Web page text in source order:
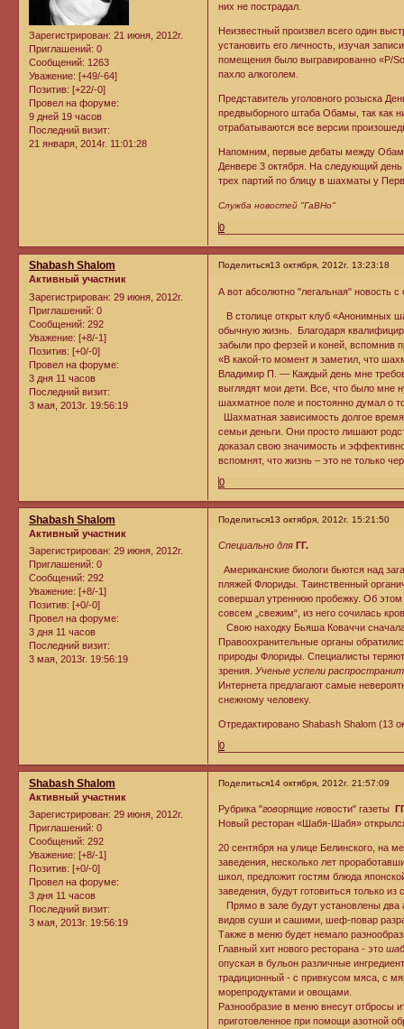
Зарегистрирован: 21 июня, 2012г.
Приглашений: 0
Сообщений: 1263
Уважение: [+49/-64]
Позитив: [+22/-0]
Провел на форуме:
9 дней 19 часов
Последний визит:
21 января, 2014г. 11:01:28
них не пострадал.
Неизвестный произвел всего один
установить его личность, изучая
помещения было выгравированно «P/
пахло алкоголем.
Представитель уголовного розыска
предвыборного штаба Обамы, так как
отрабатываются все версии
Напомним, первые дебаты между
Денвере 3 октября. На следующий
трех партий по блицу в шахматы у
Служба новостей "ГаВНо"
0
Поделиться13 октября, 2012г. 13:23:18
Shabash Shalom
Активный участник
Зарегистрирован: 29 июня, 2012г.
Приглашений: 0
Сообщений: 292
Уважение: [+8/-1]
Позитив: [+0/-0]
Провел на форуме:
3 дня 11 часов
Последний визит:
3 мая, 2013г. 19:56:19
А вот абсолютно "легальная" новость
В столице открыт клуб «Анонимных
обычную жизнь. Благодаря
забыли про ферзей и коней, вспомнив
«В какой-то момент я заметил, что
Владимир П. — Каждый день мне
выглядят мои дети. Все, что было мне
шахматное поле и постоянно думал о
Шахматная зависимость долгое
семьи деньги. Они просто лишают
доказал свою значимость и
вспомнят, что жизнь – это не только
0
Поделиться13 октября, 2012г. 15:21:50
Shabash Shalom
Активный участник
Зарегистрирован: 29 июня, 2012г.
Приглашений: 0
Сообщений: 292
Уважение: [+8/-1]
Позитив: [+0/-0]
Провел на форуме:
3 дня 11 часов
Последний визит:
3 мая, 2013г. 19:56:19
Специально для ГГ.
Американские биологи бьются над
пляжей Флориды. Таинственный
совершал утреннюю пробежку. Об
совсем „свежим“, из него сочилась
Свою находку Бьяша Коваччи
Правоохранительные органы
природы Флориды. Специалисты
зрения. Ученые успели
Интернета предлагают самые
снежному человеку.
Отредактировано Shabash Shalom (13
0
Поделиться14 октября, 2012г. 21:57:09
Shabash Shalom
Активный участник
Зарегистрирован: 29 июня, 2012г.
Приглашений: 0
Сообщений: 292
Уважение: [+8/-1]
Позитив: [+0/-0]
Провел на форуме:
3 дня 11 часов
Последний визит:
3 мая, 2013г. 19:56:19
Рубрика "говорящиеновости" газеты
Новый ресторан «Шабя-Шабя»
20 сентября на улице Белинского, на
заведения, несколько лет
школ, предложит гостям блюда
заведения, будут готовиться только
Прямо в зале будут установлены два
видов суши и сашими, шеф-повар
Также в меню будет немало
Главный хит нового ресторана - это
опуская в бульон различные
традиционный - с привкусом мяса, с
морепродуктами и овощами.
Разнообразие в меню внесут отбросы
приготовленное при помощи азотной